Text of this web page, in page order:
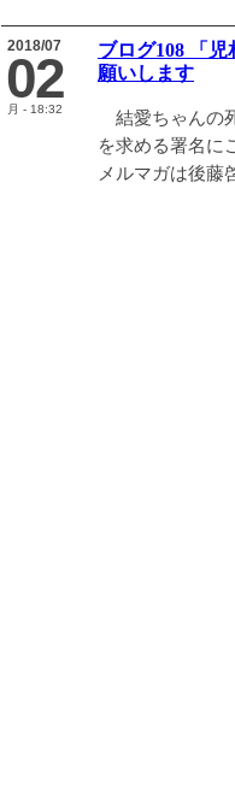
2018/07
02
月 - 18:32
ブログ108 「
願いします
結愛ちゃんの
を求める署名に
メルマガは後